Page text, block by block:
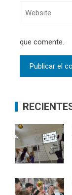
que comente.